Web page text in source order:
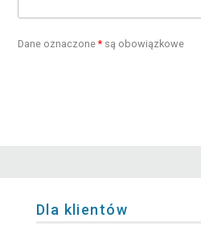
Dane oznaczone* są obowiązkowe
Dla klientów